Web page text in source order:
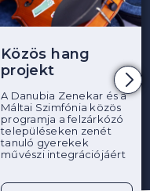
Közös hang
projekt
A Danubia Zenekar és a
Máltai Szimfónia közös
programja a felzárkózó
településeken zenét
tanuló gyerekek
művészi integrációjáért